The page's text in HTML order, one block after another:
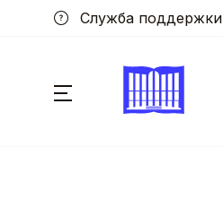
Служба поддержки